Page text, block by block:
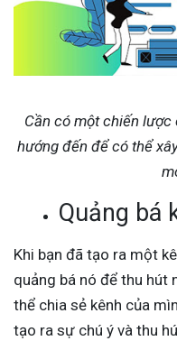
Cần có một chiến
hướng đến để có thể
Quảng bá
Khi bạn đã tạo ra một
quảng bá nó để thu hút
thể chia sẻ kênh của
tạo ra sự chú ý và thu